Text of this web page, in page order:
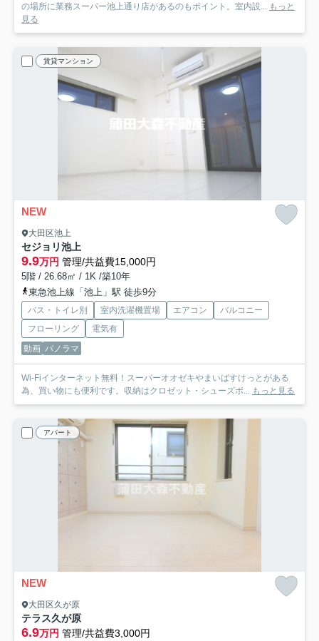
の場所に業務スーパー池上通り店があるのもポイント。室内設... もっと
見る
賃貸マンション
NEW
大田区池上
セジョリ池上
9.9万円 管理/共益費15,000円
5階 / 26.68㎡ / 1K /築10年
東急池上線「池上」駅 徒歩9分
バス・トイレ別 室内洗濯機置場 エアコン
バルコニー
フローリング
電気有
動画 パノラマ
Wi-Fiインターネット無料！スーパーオオゼキやまいばすけっとがある
為、買い物にも便利です。収納はクロゼット・シューズボ... もっと見る
アパート
NEW
大田区久が原
テラス久が原
6.9万円 管理/共益費3,000円